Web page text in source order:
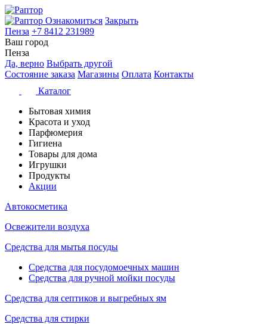
Ознакомиться Закрыть
Пенза +7 8412 231989
Ваш город
Пенза
Да, верно Выбрать другой
Состояние заказа Магазины Оплата Контакты
Каталог
Бытовая химия
Красота и уход
Парфюмерия
Гигиена
Товары для дома
Игрушки
Продукты
Акции
Автокосметика
Освежители воздуха
Средства для мытья посуды
Средства для посудомоечных машин
Средства для ручной мойки посуды
Средства для септиков и выгребных ям
Средства для стирки